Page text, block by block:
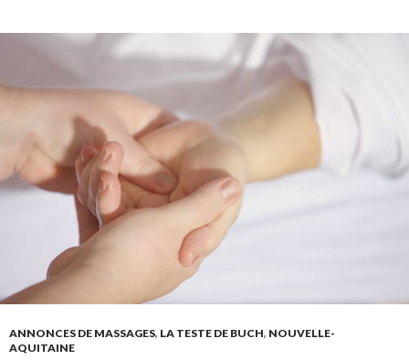
ANNONCES DE MASSAGES, LA TESTE DE BUCH, NOUVELLE-
AQUITAINE